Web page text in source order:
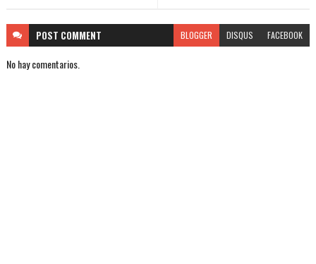
POST COMMENT BLOGGER DISQUS FACEBOOK
No hay comentarios.